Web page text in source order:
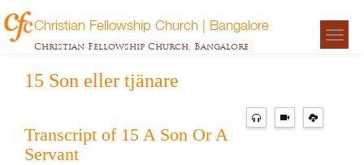
Christian Fellowship Church | Bangalore
Christian Fellowship Church, Bangalore
15 Son eller tjänare
Transcript of 15 A Son Or A
Servant